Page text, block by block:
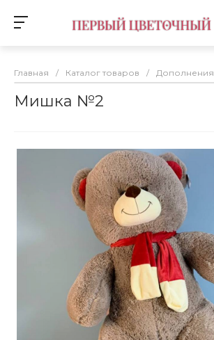
Главная / Каталог товаров / Дополнения
Мишка №2